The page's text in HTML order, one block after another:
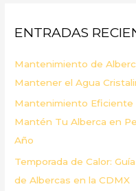
r
o
r
:
ENTRADAS
Mantenimiento de
Mantener el Agua
Mantenimiento Eficiente
Mantén Tu Alberca en
Año
Temporada de Calor:
de Albercas en la CDMX